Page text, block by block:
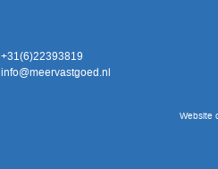
+31(6)22393819
info@meervastgoed.nl
Website